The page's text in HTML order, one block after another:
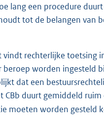
6
K
lang een procedure
tot de belangen van
rechterlijke toetsing
worden ingesteld
dat een
CBb duurt gemiddeld ruim
moeten worden gesteld